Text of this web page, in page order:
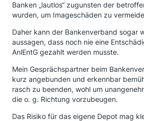
Banken „lautlos“ zugunsten der
wurden, um Imageschäden zu
Daher kann der Bankenverband sogar
aussagen, dass noch nie eine
AnlEntG gezahlt werden musste.
Mein Gesprächspartner beim
kurz angebunden und erkennbar
rasch zu beenden, wohl um
die o. g. Richtung vorzubeugen.
Das Risiko für das eigene Depot mag